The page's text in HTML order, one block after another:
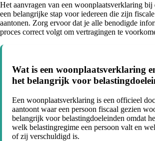
Het aanvragen van een woonplaatsverklaring bij
een belangrijke stap voor iedereen die zijn
aantonen. Zorg ervoor dat je alle benodigde
proces correct volgt om vertragingen te
Wat is een woonplaatsverklaring
het belangrijk voor
Een woonplaatsverklaring is een officieel
aantoont waar een persoon fiscaal gezien
belangrijk voor belastingdoeleinden omdat
welk belastingregime een persoon valt en
of zij verschuldigd is.